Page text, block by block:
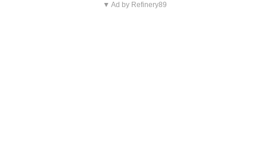
▼ Ad by Refinery89